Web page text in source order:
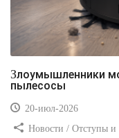
Злоумышленники могут взламывать роботы-
пылесосы
20-июл-2026
Новости / Отступы и